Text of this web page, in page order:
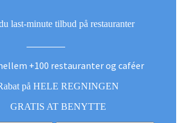
last-minute tilbud på restauranter
+100 restauranter og caféer
på HELE REGNINGEN
GRATIS AT BENYTTE